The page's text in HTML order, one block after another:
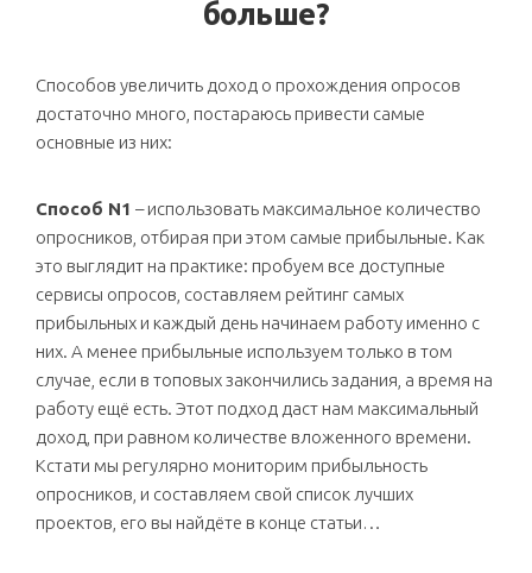
больше?
Способов увеличить доход о прохождения опросов
достаточно много, постараюсь привести самые
основные из них:
Способ N1 – использовать максимальное количество
опросников, отбирая при этом самые прибыльные. Как
это выглядит на практике: пробуем все доступные
сервисы опросов, составляем рейтинг самых
прибыльных и каждый день начинаем работу именно с
них. А менее прибыльные используем только в том
случае, если в топовых закончились задания, а время на
работу ещё есть. Этот подход даст нам максимальный
доход, при равном количестве вложенного времени.
Кстати мы регулярно мониторим прибыльность
опросников, и составляем свой список лучших
проектов, его вы найдёте в конце статьи…